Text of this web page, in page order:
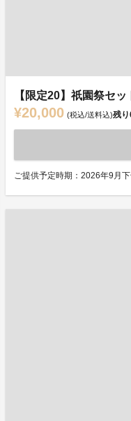
【限定20】祇園祭セ
¥20,000 (税込/送料込)残り
ご提供予定時期：2026年9月